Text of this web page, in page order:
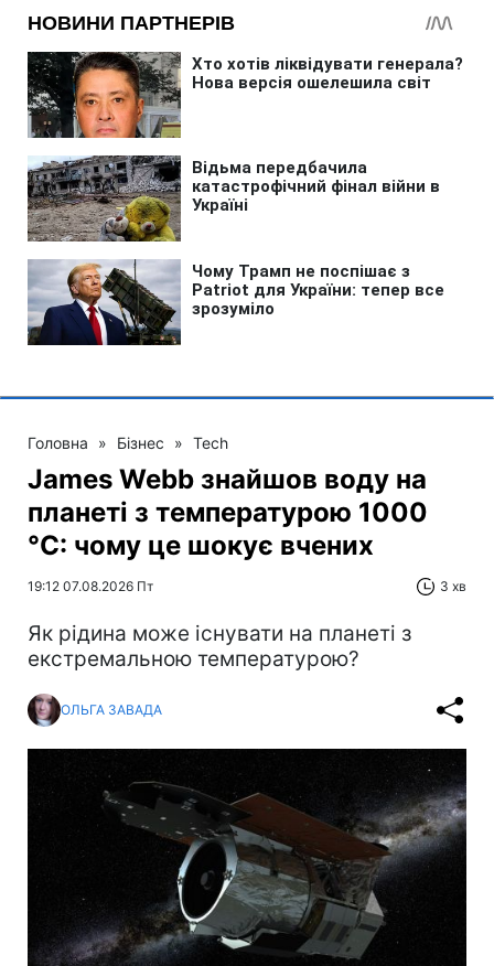
Головна » Бізнес » Tech
James Webb знайшов воду на
планеті з температурою 1000
°C: чому це шокує вчених
19:12 07.08.2026 Пт 3 хв
Як рідина може існувати на планеті з
екстремальною температурою?
ОЛЬГА ЗАВАДА